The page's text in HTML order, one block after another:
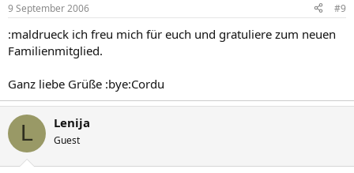
9 September 2006 #9
:maldrueck ich freu mich für euch und gratuliere zum neuen
Familienmitglied.
Ganz liebe Grüße :bye:Cordu
L Lenija
Guest